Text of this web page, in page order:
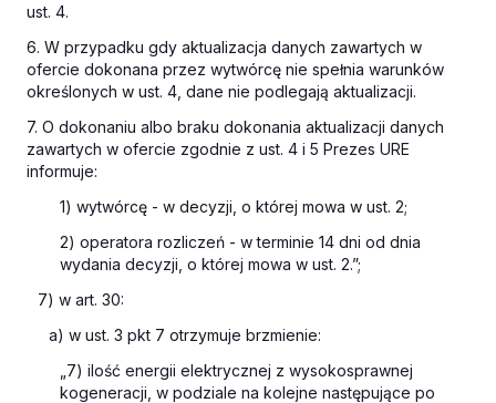
ust. 4.
6. W przypadku gdy aktualizacja danych zawartych w
ofercie dokonana przez wytwórcę nie spełnia warunków
określonych w ust. 4, dane nie podlegają aktualizacji.
7. O dokonaniu albo braku dokonania aktualizacji danych
zawartych w ofercie zgodnie z ust. 4 i 5 Prezes URE
informuje:
1) wytwórcę - w decyzji, o której mowa w ust. 2;
2) operatora rozliczeń - w terminie 14 dni od dnia
wydania decyzji, o której mowa w ust. 2.”;
7) w art. 30:
a) w ust. 3 pkt 7 otrzymuje brzmienie:
„7) ilość energii elektrycznej z wysokosprawnej
kogeneracji, w podziale na kolejne następujące po